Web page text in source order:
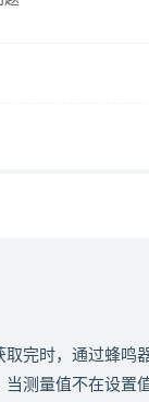
完时，通过蜂鸣
测量值不在设置